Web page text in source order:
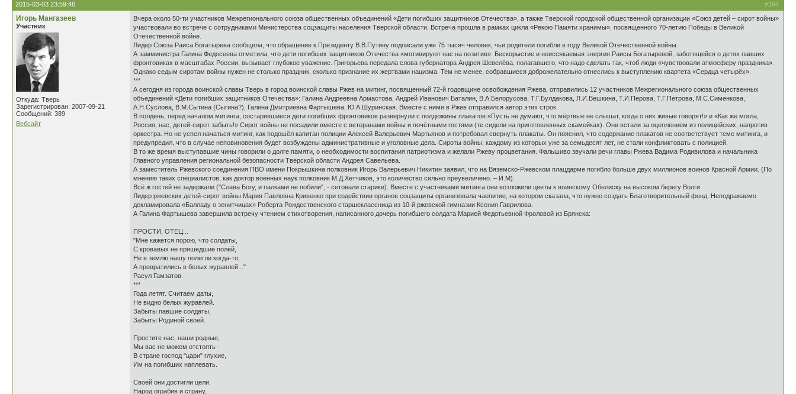
#394
2015-03-03 23:59:46
Игорь Мангазеев
Участник
Откуда: Тверь
Зарегистрирован: 2007-09-21
Сообщений: 389
Вебсайт
Вчера около 50-ти участников Межрегионального союза общественных объединений «Дети погибших защитников Отечества», а также Тверской городской общественной организации «Союз детей – сирот войны»
участвовали во встрече с сотрудниками Министерства соцзащиты населения Тверской области. Встреча прошла в рамках цикла «Рекою Памяти хранимы», посвященного 70-летию Победы в Великой
Отечественной войне.
Лидер Союза Раиса Богатырева сообщила, что обращение к Президенту В.В.Путину подписали уже 75 тысяч человек, чьи родители погибли в году Великой Отечественной войны.
А замминистра Галина Федосеева отметила, что дети погибших защитников Отечества «мотивируют нас на позитив». Бескорыстие и неиссякаемая энергия Раисы Богатыревой, заботящейся о детях павших
фронтовиках в масштабах России, вызывает глубокое уважение. Григорьева передала слова губернатора Андрея Шевелёва, полагавшего, что надо сделать так, чтоб люди «чувствовали атмосферу праздника».
Однако седым сиротам войны нужен не столько праздник, сколько признание их жертвами нацизма. Тем не менее, собравшиеся доброжелательно отнеслись к выступлению квартета «Сердца четырёх».
***
А сегодня из города воинской славы Тверь в город воинской славы Ржев на митинг, посвященный 72-й годовщине освобождения Ржева, отправились 12 участников Межрегионального союза общественных
объединений «Дети погибших защитников Отечества»: Галина Андреевна Армастова, Андрей Иванович Баталин, В.А.Белорусова, Т.Г.Булдакова, Л.И.Вешкина, Т.И.Перова, Т.Г.Петрова, М.С.Сименкова,
А.Н.Суслова, В.М.Сытина (Сыгина?), Галина Дмитриевна Фартышева, Ю.А.Шуринская. Вместе с ними в Ржев отправился автор этих строк.
В полдень, перед началом митинга, состарившиеся дети погибших фронтовиков развернули с полдюжины плакатов:«Пусть не думают, что мёртвые не слышат, когда о них живые говорят!» и «Как же могла,
Россия, нас, детей-сирот забыть!» Сирот войны не посадили вместе с ветеранами войны и почётными гостями (те сидели на приготовленных скамейках). Они встали за оцеплением из полицейских, напротив
оркестра. Но не успел начаться митинг, как подошёл капитан полиции Алексей Валерьевич Мартьянов и потребовал свернуть плакаты. Он пояснил, что содержание плакатов не соответствует теме митинга, и
предупредил, что в случае неповиновения будет возбуждены административные и уголовные дела. Сироты войны, каждому из которых уже за семьдесят лет, не стали конфликтовать с полицией.
В то же время выступавшие чины говорили о долге памяти, о необходимости воспитания патриотизма и желали Ржеву процветания. Фальшиво звучали речи главы Ржева Вадима Родивилова и начальника
Главного управления региональной безопасности Тверской области Андрея Савельева.
А заместитель Ржевского соединения ПВО имени Покрышкина полковник Игорь Валерьевич Никитин заявил, что на Вяземско-Ржевском плацдарме погибло больше двух миллионов воинов Красной Армии. (По
мнению таких специалистов, как доктор военных наук полковник М.Д.Хетчиков, это количество сильно преувеличено. – И.М).
Всё ж гостей не задержали ("Слава Богу, и палками не побили", - сетовали старики). Вместе с участниками митинга они возложили цветы к воинскому Обелиску на высоком берегу Волги.
Лидер ржевских детей-сирот войны Мария Павловна Кривенко при содействии органов соцзащиты организовала чаепитие, на котором сказала, что нужно создать Благотворительный фонд. Неподражаемо
декламировала «Балладу о зенитчицах» Роберта Рождественского старшеклассница из 10-й ржевской гимназии Ксения Гаврилова.
А Галина Фартышева завершила встречу чтением стихотворения, написанного дочерь погибшего солдата Марией Федотьевной Фроловой из Брянска:
ПРОСТИ, ОТЕЦ...
"Мне кажется порою, что солдаты,
С кровавых не пришедшие полей,
Не в землю нашу полегли когда-то,
А превратились в белых журавлей..."
Расул Гамзатов.
***
Года летят. Считаем даты,
Не видно белых журавлей.
Забыты павшие солдаты,
Забыты Родиной своей.
Простите нас, наши родные,
Мы вас не можем отстоять -
В стране господ "цари" глухие,
Им на погибших наплевать.
Своей они достигли цели.
Народ ограбив и страну,